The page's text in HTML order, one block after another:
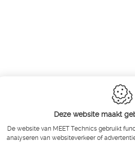
Deze website maakt
De website van MEET Technics gebruikt
analyseren van websiteverkeer of